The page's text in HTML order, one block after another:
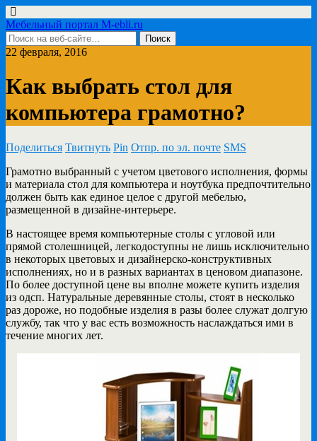
Мебельный портал M-ebli.ru
22 февраля, 2016
Как выбрать стол для
компьютера грамотно?
Поделиться Твитнуть Pin Отпр. по эл. почте SMS
Грамотно выбранный с учетом цветового исполнения, формы
и материала стол для компьютера и ноутбука предпочтительно
должен быть как единое целое с другой мебелью,
размещенной в дизайне-интерьере.
В настоящее время компьютерные столы с угловой или
прямой столешницей, легкодоступны не лишь исключительно
в некоторых цветовых и дизайнерско-конструктивных
исполнениях, но и в разных вариантах в ценовом диапазоне.
По более доступной цене вы вполне можете купить изделия
из одсп. Натуральные деревянные столы, стоят в несколько
раз дороже, но подобные изделия в разы более служат долгую
службу, так что у вас есть возможность наслаждаться ими в
течение многих лет.